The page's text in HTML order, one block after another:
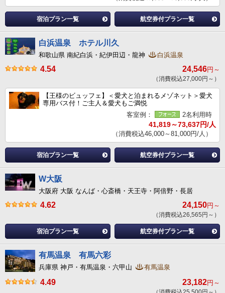
宿泊プラン一覧 航空券付プラン一覧
白浜温泉 ホテル川久
和歌山県 南紀白浜・紀伊田辺・龍神 白浜温泉
4.54 24,546円～
（消費税込27,000円～）
【王様のビュッフェ】＜愛犬と泊まれるメゾネット＞愛犬
専用バス付！ご主人＆愛犬もご満悦
客室例：
2名利用時
41,819～73,637円/人
（消費税込46,000～81,000円/人）
宿泊プラン一覧 航空券付プラン一覧
W大阪
大阪府 大阪 なんば・心斎橋・天王寺・阿倍野・長居
4.62 24,150円～
（消費税込26,565円～）
宿泊プラン一覧 航空券付プラン一覧
有馬温泉 有馬六彩
兵庫県 神戸・有馬温泉・六甲山 有馬温泉
4.49 23,182円～